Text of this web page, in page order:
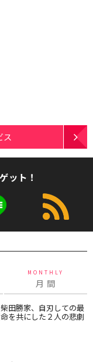
ス
ット！
MONTHLY
月 間
田勝家、自刃しての最
を共にした２人の悲劇